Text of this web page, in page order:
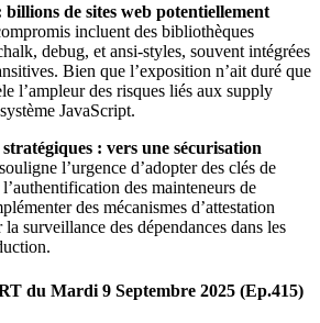
de sites web potentiellement
incluent des bibliothèques
debug, et ansi-styles, souvent intégrées
Bien que l’exposition n’ait duré que
l’ampleur des risques liés aux supply
JavaScript.
: vers une sécurisation
l’urgence d’adopter des clés de
des mainteneurs de
des mécanismes d’attestation
surveillance des dépendances dans les
du Mardi 9 Septembre 2025 (Ep.415)